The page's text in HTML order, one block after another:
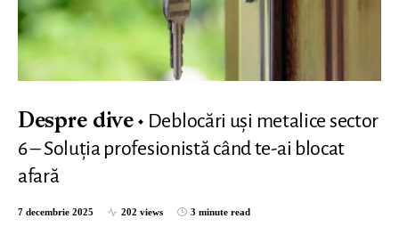
Despre dive
Deblocări uși metalice sector
6 – Soluția profesionistă când te-ai blocat
afară
7 decembrie 2025 202 views 3 minute read